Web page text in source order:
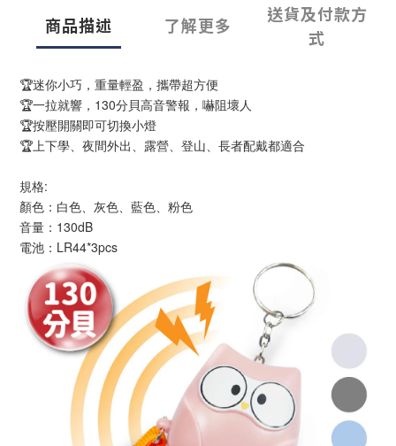
商品描述 了解更多
送貨及付款方
式
🏆迷你小巧，重量輕盈，攜帶超方便
🏆一拉就響，130分貝高音警報，嚇阻壞人
🏆按壓開關即可切換小燈
🏆上下學、夜間外出、露營、登山、長者配戴都適合
規格:
顏色：白色、灰色、藍色、粉色
音量：130dB
電池：LR44*3pcs